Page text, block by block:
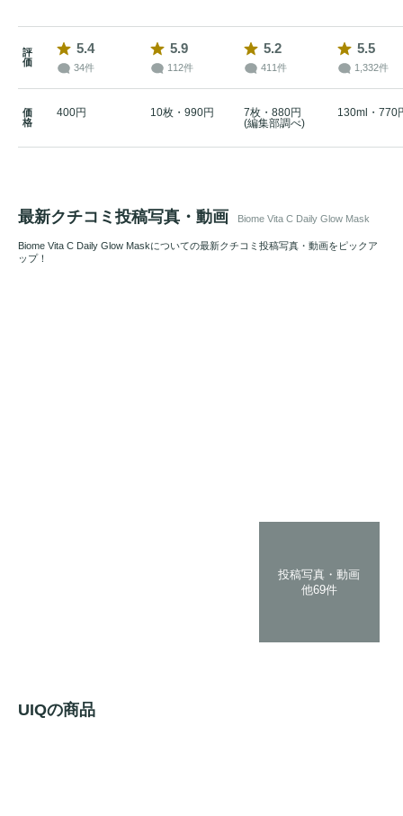
評
価
5.4
34件
5.9
112件
5.2
411件
5.5
1,332件
価
格
400円 10枚・990円
7枚・880円
(編集部調べ)
130ml・770
最新クチコミ投稿写真・動画 Biome Vita C Daily Glow Mask
Biome Vita C Daily Glow Maskについての最新クチコミ投稿写真・動画をピックア
ップ！
投稿写真・動画
他69件
UIQの商品